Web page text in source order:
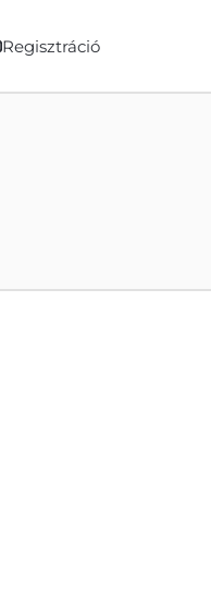
Regisztráció